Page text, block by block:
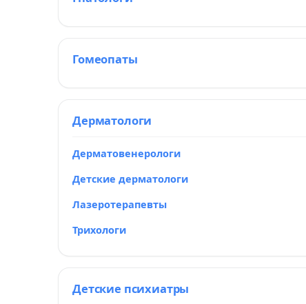
Гомеопаты
Дерматологи
Дерматовенерологи
Детские дерматологи
Лазеротерапевты
Трихологи
Детские психиатры